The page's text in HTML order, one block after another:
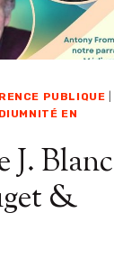
PUBLIQUE
EN
J. Blanc
&